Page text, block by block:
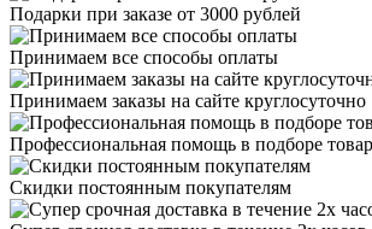
Подарки при заказе от 3000 рублей
Принимаем все способы оплаты
Принимаем заказы на сайте круглосуточно
Профессиональная помощь в подборе
Скидки постоянным покупателям